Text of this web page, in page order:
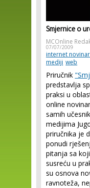
Smjernice o
MCOnline
07/07/2009
internet
mediji web
Priručnik
predstavlja
praksi u
online
samih
medijima
priručnika je
ponudi
pitanja sa
susreću u
su osnova
ravnoteža,